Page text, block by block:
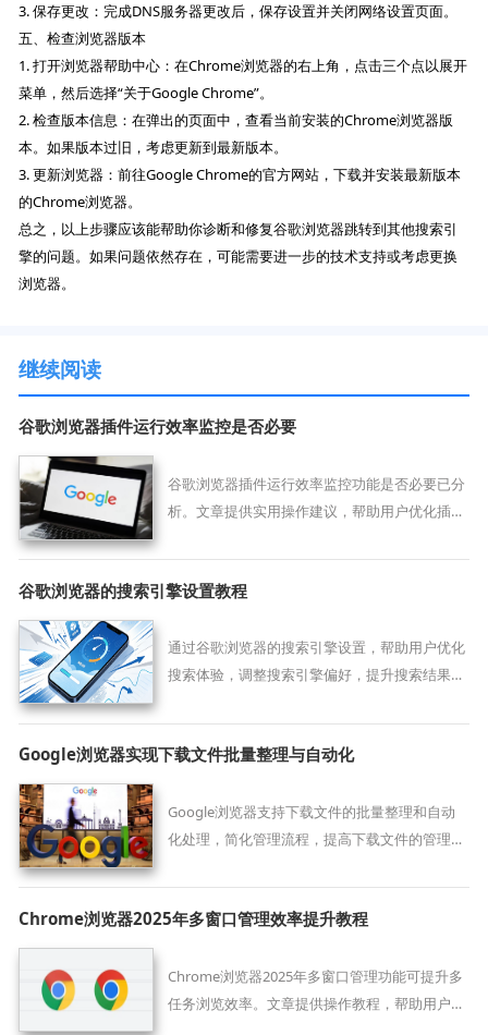
3. 保存更改：完成DNS服务器更改后，保存设置并关闭网络设置页面。
五、检查浏览器版本
1. 打开浏览器帮助中心：在Chrome浏览器的右上角，点击三个点以展开
菜单，然后选择“关于Google Chrome”。
2. 检查版本信息：在弹出的页面中，查看当前安装的Chrome浏览器版
本。如果版本过旧，考虑更新到最新版本。
3. 更新浏览器：前往Google Chrome的官方网站，下载并安装最新版本
的Chrome浏览器。
总之，以上步骤应该能帮助你诊断和修复谷歌浏览器跳转到其他搜索引
擎的问题。如果问题依然存在，可能需要进一步的技术支持或考虑更换
浏览器。
继续阅读
谷歌浏览器插件运行效率监控是否必要
谷歌浏览器插件运行效率监控功能是否必要已分
析。文章提供实用操作建议，帮助用户优化插件
谷歌浏览器的搜索引擎设置教程
通过谷歌浏览器的搜索引擎设置，帮助用户优化
搜索体验，调整搜索引擎偏好，提升搜索结果的
Google浏览器实现下载文件批量整理与自动化
Google浏览器支持下载文件的批量整理和自动
化处理，简化管理流程，提高下载文件的管理效
Chrome浏览器2025年多窗口管理效率提升教程
Chrome浏览器2025年多窗口管理功能可提升多
任务浏览效率。文章提供操作教程，帮助用户高